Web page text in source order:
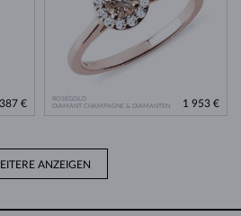
387 €
ROSÉGOLD
DIAMANT CHAMPAGNE & DIAMANTEN
1 953 €
ANZEIGEN